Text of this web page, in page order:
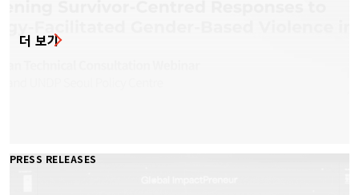
더 보기
PRESS RELEASES